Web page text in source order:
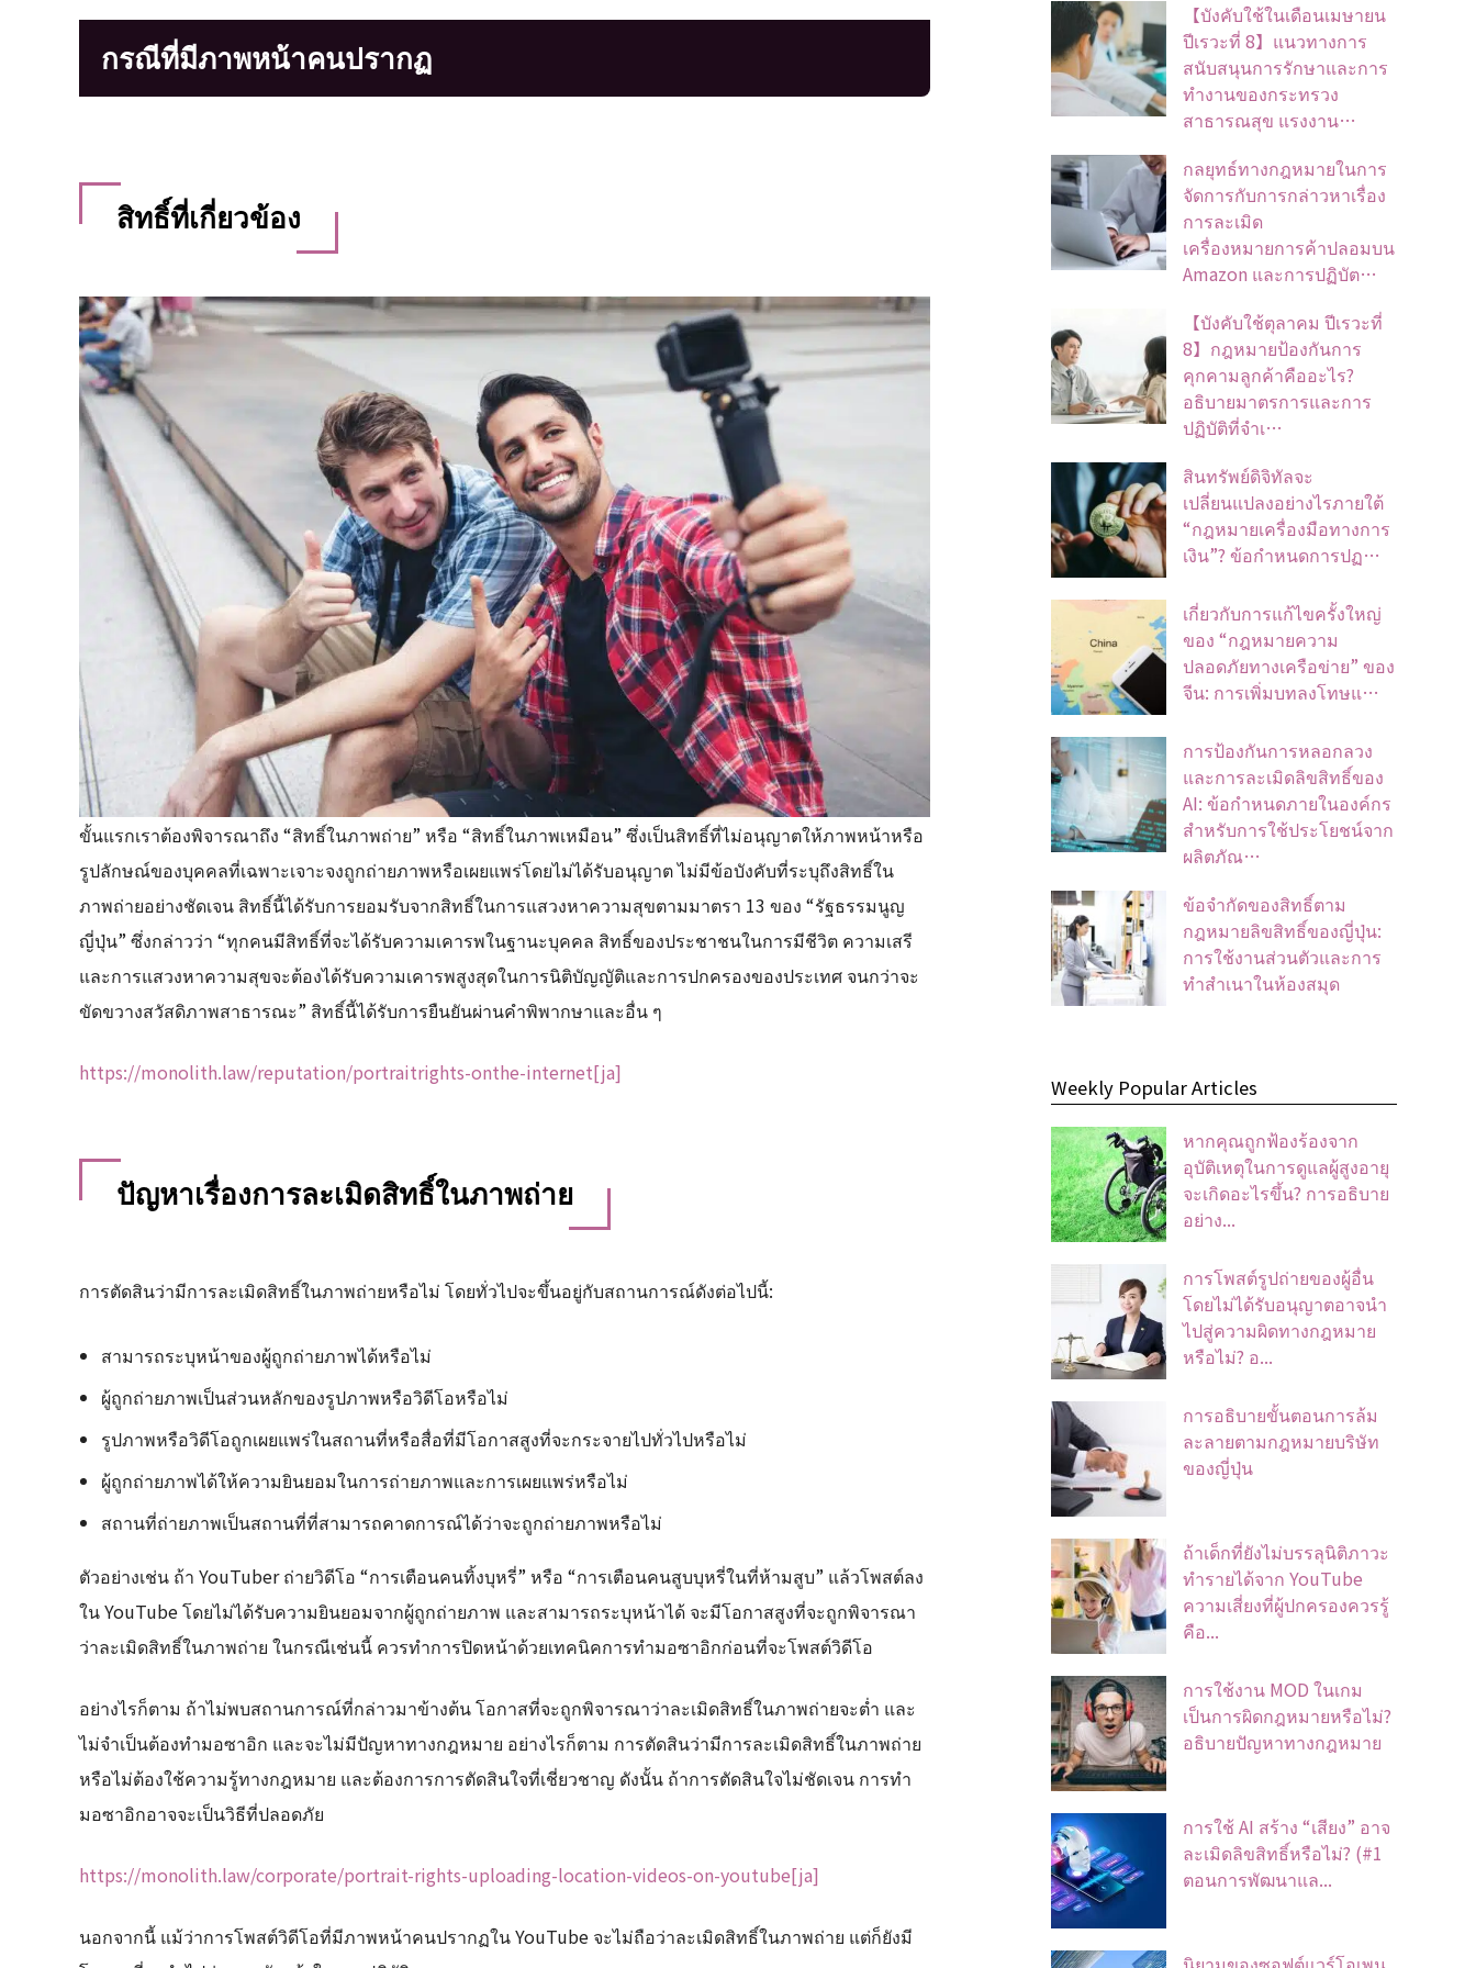
กรณีที่มีภาพหน้าคนปรากฏ
สิทธิ์ที่เกี่ยวข้อง
ขั้นแรกเราต้องพิจารณาถึง “สิทธิ์ในภาพถ่าย” หรือ “สิทธิ์ในภาพเหมือน” ซึ่งเป็นสิทธิ์ที่ไม่อนุญาตให้ภาพหน้าหรือ
รูปลักษณ์ของบุคคลที่เฉพาะเจาะจงถูกถ่ายภาพหรือเผยแพร่โดยไม่ได้รับอนุญาต ไม่มีข้อบังคับที่ระบุถึงสิทธิ์ใน
ภาพถ่ายอย่างชัดเจน สิทธิ์นี้ได้รับการยอมรับจากสิทธิ์ในการแสวงหาความสุขตามมาตรา 13 ของ “รัฐธรรมนูญ
ญี่ปุ่น” ซึ่งกล่าวว่า “ทุกคนมีสิทธิ์ที่จะได้รับความเคารพในฐานะบุคคล สิทธิ์ของประชาชนในการมีชีวิต ความเสรี
และการแสวงหาความสุขจะต้องได้รับความเคารพสูงสุดในการนิติบัญญัติและการปกครองของประเทศ จนกว่าจะ
ขัดขวางสวัสดิภาพสาธารณะ” สิทธิ์นี้ได้รับการยืนยันผ่านคำพิพากษาและอื่น ๆ
https://monolith.law/reputation/portraitrights-onthe-internet[ja]
ปัญหาเรื่องการละเมิดสิทธิ์ในภาพถ่าย
การตัดสินว่ามีการละเมิดสิทธิ์ในภาพถ่ายหรือไม่ โดยทั่วไปจะขึ้นอยู่กับสถานการณ์ดังต่อไปนี้:
สามารถระบุหน้าของผู้ถูกถ่ายภาพได้หรือไม่
ผู้ถูกถ่ายภาพเป็นส่วนหลักของรูปภาพหรือวิดีโอหรือไม่
รูปภาพหรือวิดีโอถูกเผยแพร่ในสถานที่หรือสื่อที่มีโอกาสสูงที่จะกระจายไปทั่วไปหรือไม่
ผู้ถูกถ่ายภาพได้ให้ความยินยอมในการถ่ายภาพและการเผยแพร่หรือไม่
สถานที่ถ่ายภาพเป็นสถานที่ที่สามารถคาดการณ์ได้ว่าจะถูกถ่ายภาพหรือไม่
ตัวอย่างเช่น ถ้า YouTuber ถ่ายวิดีโอ “การเตือนคนทิ้งบุหรี่” หรือ “การเตือนคนสูบบุหรี่ในที่ห้ามสูบ” แล้วโพสต์ลง
ใน YouTube โดยไม่ได้รับความยินยอมจากผู้ถูกถ่ายภาพ และสามารถระบุหน้าได้ จะมีโอกาสสูงที่จะถูกพิจารณา
ว่าละเมิดสิทธิ์ในภาพถ่าย ในกรณีเช่นนี้ ควรทำการปิดหน้าด้วยเทคนิคการทำมอซาอิกก่อนที่จะโพสต์วิดีโอ
อย่างไรก็ตาม ถ้าไม่พบสถานการณ์ที่กล่าวมาข้างต้น โอกาสที่จะถูกพิจารณาว่าละเมิดสิทธิ์ในภาพถ่ายจะต่ำ และ
ไม่จำเป็นต้องทำมอซาอิก และจะไม่มีปัญหาทางกฎหมาย อย่างไรก็ตาม การตัดสินว่ามีการละเมิดสิทธิ์ในภาพถ่าย
หรือไม่ต้องใช้ความรู้ทางกฎหมาย และต้องการการตัดสินใจที่เชี่ยวชาญ ดังนั้น ถ้าการตัดสินใจไม่ชัดเจน การทำ
มอซาอิกอาจจะเป็นวิธีที่ปลอดภัย
https://monolith.law/corporate/portrait-rights-uploading-location-videos-on-youtube[ja]
นอกจากนี้ แม้ว่าการโพสต์วิดีโอที่มีภาพหน้าคนปรากฏใน YouTube จะไม่ถือว่าละเมิดสิทธิ์ในภาพถ่าย แต่ก็ยังมี
【บังคับใช้ในเดือนเมษายน
ปีเรวะที่ 8】แนวทางการ
สนับสนุนการรักษาและการ
ทำงานของกระทรวง
สาธารณสุข แรงงาน…
กลยุทธ์ทางกฎหมายในการ
จัดการกับการกล่าวหาเรื่อง
การละเมิด
เครื่องหมายการค้าปลอมบน
Amazon และการปฏิบัต…
【บังคับใช้ตุลาคม ปีเรวะที่
8】กฎหมายป้องกันการ
คุกคามลูกค้าคืออะไร?
อธิบายมาตรการและการ
ปฏิบัติที่จำเ…
สินทรัพย์ดิจิทัลจะ
เปลี่ยนแปลงอย่างไรภายใต้
“กฎหมายเครื่องมือทางการ
เงิน”? ข้อกำหนดการปฏ…
เกี่ยวกับการแก้ไขครั้งใหญ่
ของ “กฎหมายความ
ปลอดภัยทางเครือข่าย” ของ
จีน: การเพิ่มบทลงโทษแ…
การป้องกันการหลอกลวง
และการละเมิดลิขสิทธิ์ของ
AI: ข้อกำหนดภายในองค์กร
สำหรับการใช้ประโยชน์จาก
ผลิตภัณ…
ข้อจํากัดของสิทธิ์ตาม
กฎหมายลิขสิทธิ์ของญี่ปุ่น:
การใช้งานส่วนตัวและการ
ทําสําเนาในห้องสมุด
Weekly Popular Articles
หากคุณถูกฟ้องร้องจาก
อุบัติเหตุในการดูแลผู้สูงอายุ
จะเกิดอะไรขึ้น? การอธิบาย
อย่าง...
การโพสต์รูปถ่ายของผู้อื่น
โดยไม่ได้รับอนุญาตอาจนํา
ไปสู่ความผิดทางกฎหมาย
หรือไม่? อ...
การอธิบายขั้นตอนการล้ม
ละลายตามกฎหมายบริษัท
ของญี่ปุ่น
ถ้าเด็กที่ยังไม่บรรลุนิติภาวะ
ทำรายได้จาก YouTube
ความเสี่ยงที่ผู้ปกครองควรรู้
คือ...
การใช้งาน MOD ในเกม
เป็นการผิดกฎหมายหรือไม่?
อธิบายปัญหาทางกฎหมาย
การใช้ AI สร้าง “เสียง” อาจ
ละเมิดลิขสิทธิ์หรือไม่? (#1
ตอนการพัฒนาแล...